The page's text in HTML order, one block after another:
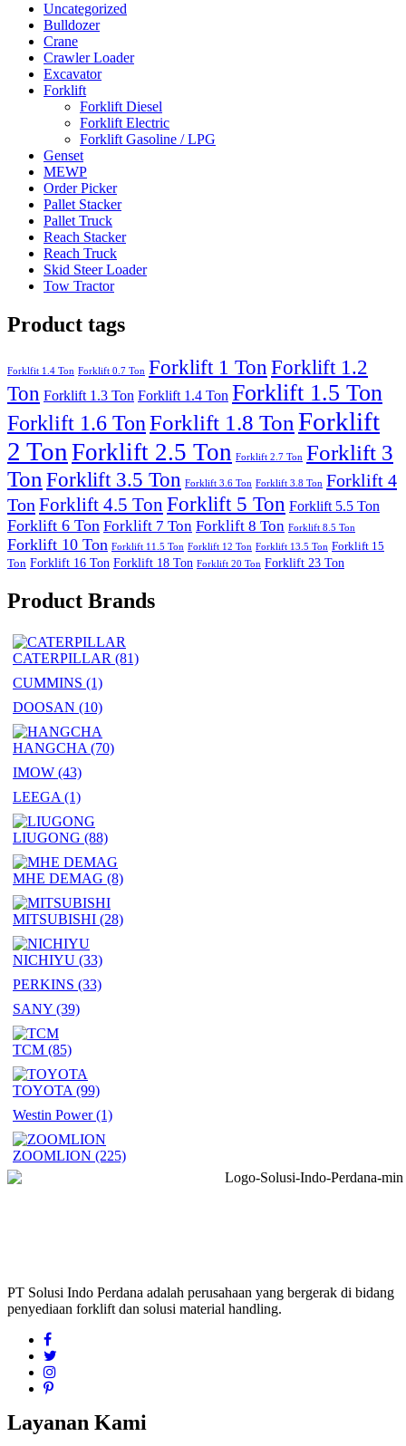
Uncategorized
Bulldozer
Crane
Crawler Loader
Excavator
Forklift
Forklift Diesel
Forklift Electric
Forklift Gasoline / LPG
Genset
MEWP
Order Picker
Pallet Stacker
Pallet Truck
Reach Stacker
Reach Truck
Skid Steer Loader
Tow Tractor
Product tags
Forklfit 1.4 Ton Forklift 0.7 Ton Forklift 1 Ton Forklift 1.2
Ton Forklift 1.3 Ton Forklift 1.4 Ton Forklift 1.5 Ton
Forklift 1.6 TonForklift 1.8 Ton Forklift
2 Ton Forklift 2.5 Ton Forklift 2.7 Ton Forklift 3
Ton Forklift 3.5 Ton Forklift 3.6 Ton Forklift 3.8 Ton Forklift 4
Ton Forklift 4.5 Ton Forklift 5 Ton Forklift 5.5 Ton
Forklift 6 Ton Forklift 7 Ton Forklift 8 Ton Forklift 8.5 Ton
Forklift 10 Ton Forklift 11.5 Ton Forklift 12 Ton Forklift 13.5 Ton Forklift 15
Ton Forklift 16 Ton Forklift 18 Ton Forklift 20 Ton Forklift 23 Ton
Product Brands
CATERPILLAR (81)
CUMMINS (1)
DOOSAN (10)
HANGCHA (70)
IMOW (43)
LEEGA (1)
LIUGONG (88)
MHE DEMAG (8)
MITSUBISHI (28)
NICHIYU (33)
PERKINS (33)
SANY (39)
TCM (85)
TOYOTA (99)
Westin Power(1)
ZOOMLION (225)
PT Solusi Indo Perdana adalah perusahaan yang bergerak di bidang
penyediaan forklift dan solusi material handling.
Layanan Kami